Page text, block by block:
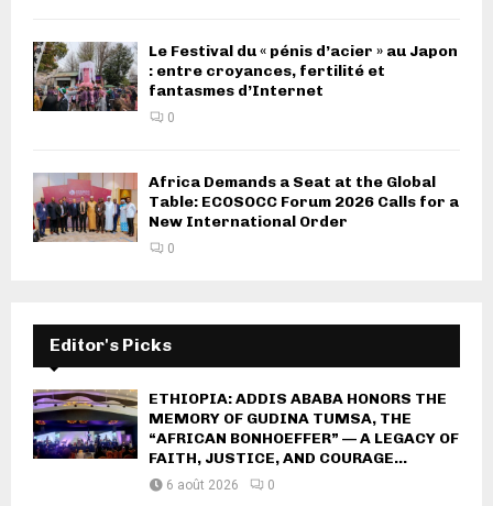
Le Festival du « pénis d’acier » au Japon
: entre croyances, fertilité et
fantasmes d’Internet
0
Africa Demands a Seat at the Global
Table: ECOSOCC Forum 2026 Calls for a
New International Order
0
Editor's Picks
ETHIOPIA: ADDIS ABABA HONORS THE
MEMORY OF GUDINA TUMSA, THE
“AFRICAN BONHOEFFER” — A LEGACY OF
FAITH, JUSTICE, AND COURAGE...
6 août 2026 0